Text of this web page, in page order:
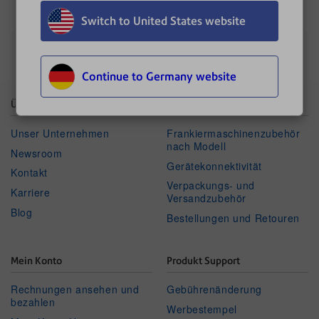
Switch to United States website
Continue to Germany website
Über Pitney Bowes
Unser Unternehmen
Newsroom
Kontakt
Karriere
Blog
Frankiermaschinenzubehör
nach Modell
Gerätekonnektivität
Verpackungs- und
Versandzubehör
Bestellungen und Retouren
Mein Konto
Rechnungen ansehen und
bezahlen
Produkt Support
Gebührenänderung
Werbestempel